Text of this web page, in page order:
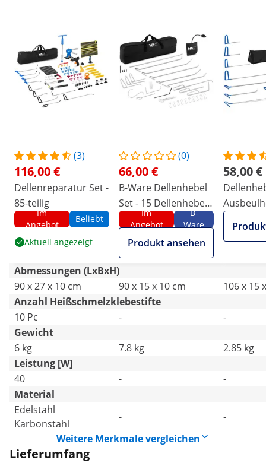
(3)
116,00 €
Dellenreparatur Set -
85-teilig
Im
Angebot
Beliebt
Aktuell angezeigt
(0)
66,00 €
B-Ware Dellenhebel
Set - 15 Dellenhebel
+ Zubehör
Im
Angebot
B-
Ware
Produkt ansehen
58,00 €
Abmessungen (LxBxH)
90 x 27 x 10 cm
90 x 15 x 10 cm
106 x 15
Anzahl Heißschmelzklebestifte
10 Pc
-
-
Gewicht
6 kg
7.8 kg
2.85 kg
Leistung [W]
40
-
-
Material
Edelstahl
Karbonstahl
-
-
Weitere Merkmale vergleichen
Lieferumfang